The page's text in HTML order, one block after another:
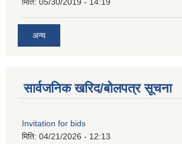
मिति: 05/30/2019 - 14:19
अन्य
सार्वजनिक खरिद/बोलपत्र सूचना
Invitation for bids
मिति: 04/21/2026 - 12:13